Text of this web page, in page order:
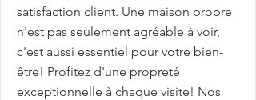
satisfaction client. Une maison propre
n'est pas seulement agréable à voir,
c'est aussi essentiel pour votre bien-
être! Profitez d'une propreté
exceptionnelle à chaque visite! Nos